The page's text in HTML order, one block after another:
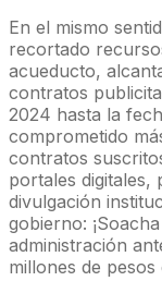
En el mismo
recortado
acueducto,
contratos
2024 hasta la
comprometido
contratos
portales digitales,
divulgación
gobierno:
administración
millones de